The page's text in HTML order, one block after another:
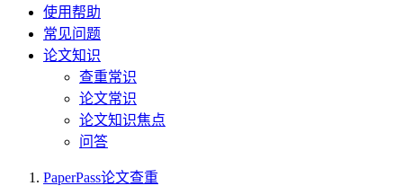
使用帮助
常见问题
论文知识
查重常识
论文常识
论文知识焦点
问答
PaperPass论文查重